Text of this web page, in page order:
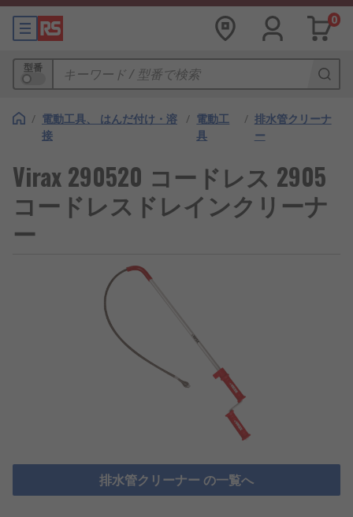
0
型番
/ 電動工具、 はんだ付け・溶
接
/ 電動工
具
/ 排水管クリーナ
ー
Virax 290520 コー​​ドレス 2905
コードレスドレインクリーナ
ー
排水管クリーナー の一覧へ